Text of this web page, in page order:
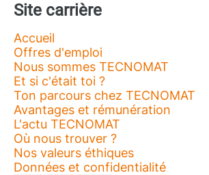
Site carrière
Accueil
Offres d'emploi
Nous sommes TECNOMAT
Et si c'était toi ?
Ton parcours chez TECNOMAT
Avantages et rémunération
L'actu TECNOMAT
Où nous trouver ?
Nos valeurs éthiques
Données et confidentialité